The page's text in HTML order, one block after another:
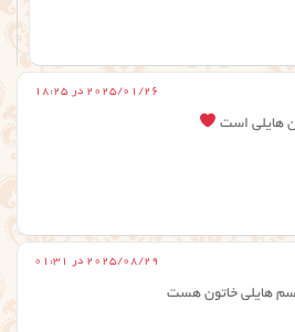
2025/01/26 در 18:25
هایلی است
2025/08/29 در 01:31
هایلی خاتون هست